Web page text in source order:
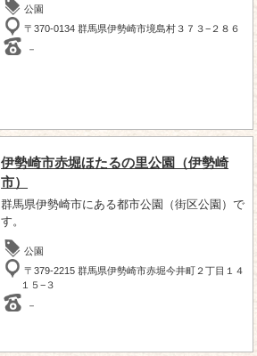
公園
〒370-0134 群馬県伊勢崎市境島村３７３−２８６
－
伊勢崎市赤堀ほたるの里公園（伊勢崎
市）
群馬県伊勢崎市にある都市公園（街区公園）で
す。
公園
〒379-2215 群馬県伊勢崎市赤堀今井町２丁目１４
１５−３
－